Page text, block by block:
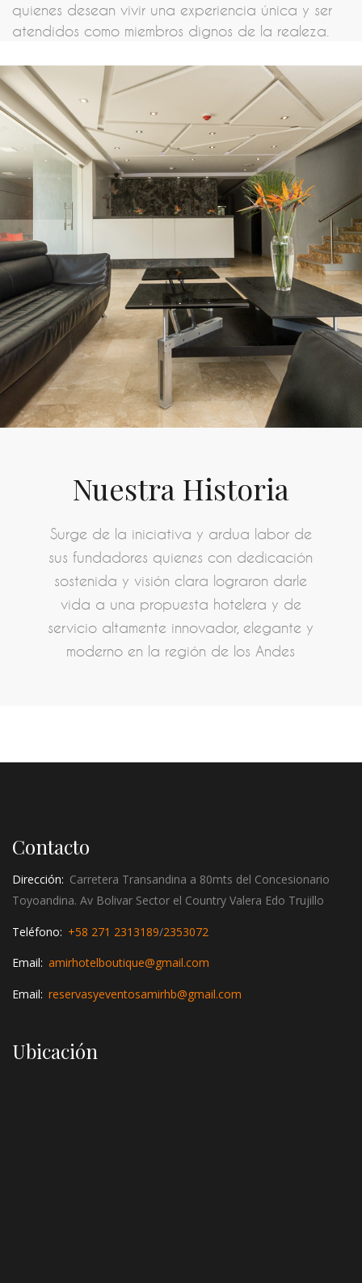
quienes desean vivir una experiencia única y ser
atendidos como miembros dignos de la realeza.
Nuestra Historia
Surge de la iniciativa y ardua labor de
sus fundadores quienes con dedicación
sostenida y visión clara lograron darle
vida a una propuesta hotelera y de
servicio altamente innovador, elegante y
moderno en la región de los Andes
Contacto
Dirección: Carretera Transandina a 80mts del Concesionario
Toyoandina. Av Bolivar Sector el Country Valera Edo Trujillo
Teléfono: +58 271 2313189/2353072
Email: amirhotelboutique@gmail.com
Email: reservasyeventosamirhb@gmail.com
Ubicación